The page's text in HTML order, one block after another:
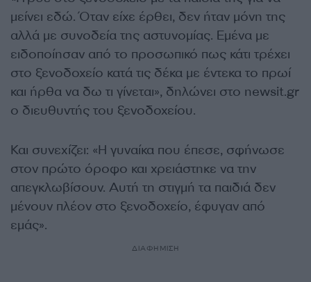
μείνει εδώ. Όταν είχε έρθει, δεν ήταν μόνη της
αλλά με συνοδεία της αστυνομίας. Εμένα με
ειδοποίησαν από το προσωπικό πως κάτι τρέχει
στο ξενοδοχείο κατά τις δέκα με έντεκα το πρωί
και ήρθα να δω τι γίνεται», δηλώνει στο newsit.gr
ο διευθυντής του ξενοδοχείου.
Και συνεχίζει: «Η γυναίκα που έπεσε, σφήνωσε
στον πρώτο όροφο και χρειάστηκε να την
απεγκλωβίσουν. Αυτή τη στιγμή τα παιδιά δεν
μένουν πλέον στο ξενοδοχείο, έφυγαν από
εμάς».
ΔΙΑΦΗΜΙΣΗ